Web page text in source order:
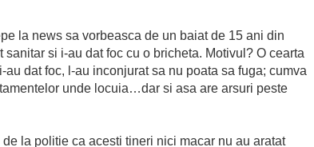
la news sa vorbeasca de un baiat de 15 ani din
si i-au dat foc cu o bricheta. Motivul? O cearta
dat foc, l-au inconjurat sa nu poata sa fuga; cumva
unde locuia…dar si asa are arsuri peste
la politie ca acesti tineri nici macar nu au aratat